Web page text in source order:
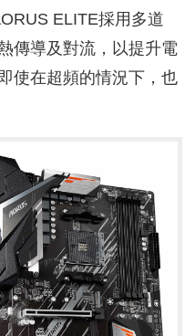
ELITE採用多道
傳導及對流，以提升電
使在超頻的情況下，也